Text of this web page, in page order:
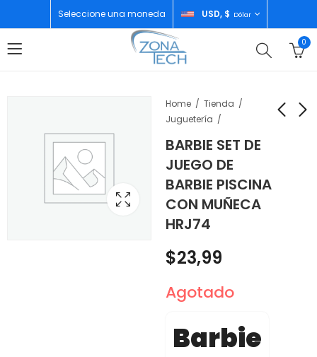
Seleccione una moneda USD, $ Dólar
0
Home
Tienda
Juguetería
BARBIE SET DE
JUEGO DE
BARBIE PISCINA
CON MUÑECA
HRJ74
BASICOS ESCALA
1/64
$3,99
CIRCUITO CON
DOBLE PISTA EN
ESPIRAL HTK17
$ 36,99
$23,99
Agotado
Barbie